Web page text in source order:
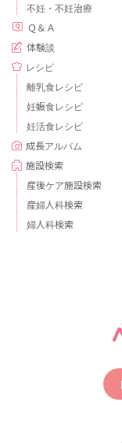
不妊・不妊治療
Ｑ＆Ａ
体験談
レシピ
離乳食レシピ
妊娠食レシピ
妊活食レシピ
成長アルバム
施設検索
産後ケア施設検索
産婦人科検索
婦人科検索